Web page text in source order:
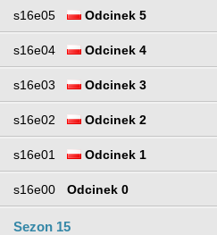
s16e05 Odcinek 5
s16e04 Odcinek 4
s16e03 Odcinek 3
s16e02 Odcinek 2
s16e01 Odcinek 1
s16e00 Odcinek 0
Sezon 15